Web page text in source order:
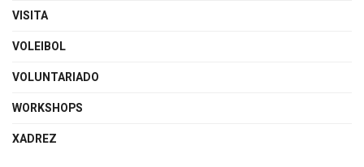
VISITA
VOLEIBOL
VOLUNTARIADO
WORKSHOPS
XADREZ